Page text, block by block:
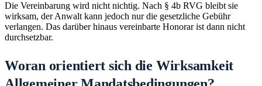
Die Vereinbarung wird nicht nichtig. Nach § 4b RVG bleibt sie
wirksam, der Anwalt kann jedoch nur die gesetzliche Gebühr
verlangen. Das darüber hinaus vereinbarte Honorar ist dann nicht
durchsetzbar.
Woran orientiert sich die Wirksamkeit